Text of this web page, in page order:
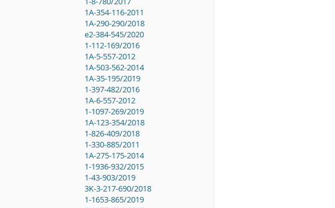
1A-354-116-2011
1A-290-290/2018
e2-384-545/2020
1-112-169/2016
1A-5-557-2012
1A-503-562-2014
1A-35-195/2019
1-397-482/2016
1A-6-557-2012
1-1097-269/2019
1A-123-354/2018
1-826-409/2018
1-330-885/2011
1A-275-175-2014
1-1936-932/2015
1-43-903/2019
3K-3-217-690/2018
1-1653-865/2019